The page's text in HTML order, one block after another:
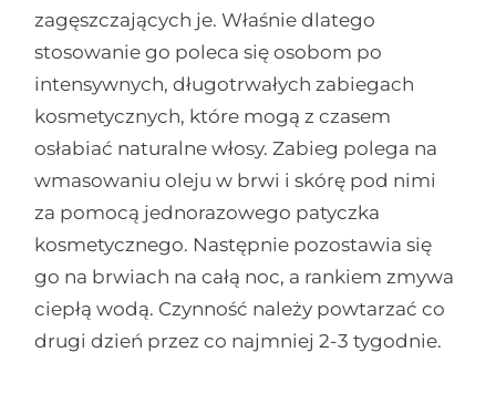
zagęszczających je. Właśnie dlatego
stosowanie go poleca się osobom po
intensywnych, długotrwałych zabiegach
kosmetycznych, które mogą z czasem
osłabiać naturalne włosy. Zabieg polega na
wmasowaniu oleju w brwi i skórę pod nimi
za pomocą jednorazowego patyczka
kosmetycznego. Następnie pozostawia się
go na brwiach na całą noc, a rankiem zmywa
ciepłą wodą. Czynność należy powtarzać co
drugi dzień przez co najmniej 2-3 tygodnie.